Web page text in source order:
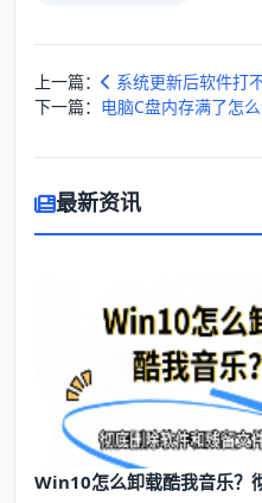
上一篇：
系统更新后软件打
下一篇： 电脑C盘内存满了怎
最新资讯
Win10怎么卸载酷我音乐？